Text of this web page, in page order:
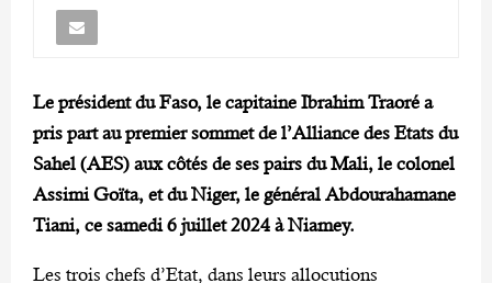
Le président du Faso, le capitaine Ibrahim Traoré a
pris part au premier sommet de l’Alliance des Etats du
Sahel (AES) aux côtés de ses pairs du Mali, le colonel
Assimi Goïta, et du Niger, le général Abdourahamane
Tiani, ce samedi 6 juillet 2024 à Niamey.
Les trois chefs d’Etat, dans leurs allocutions